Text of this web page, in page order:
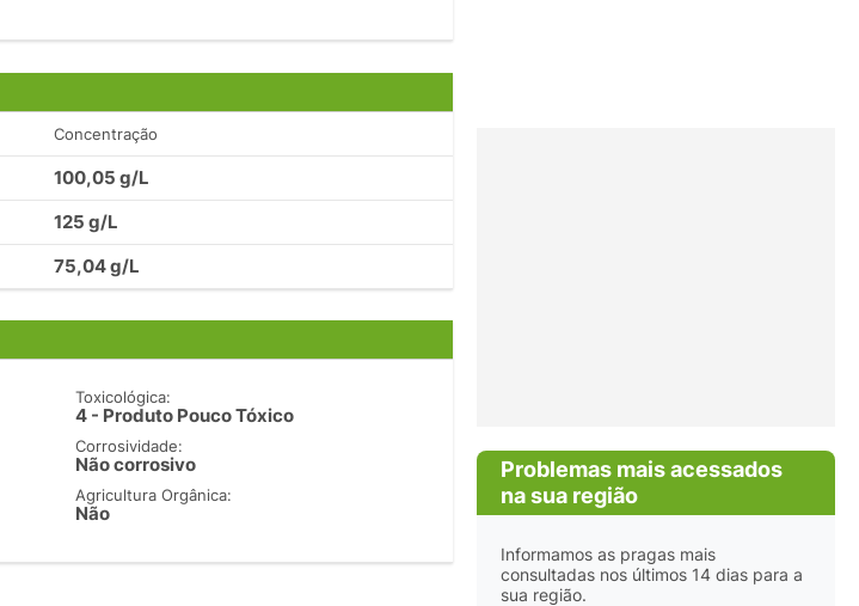
Concentração
100,05 g/L
125 g/L
75,04 g/L
Toxicológica:
4 - Produto Pouco Tóxico
Corrosividade:
Não corrosivo
Agricultura Orgânica:
Não
Problemas mais acessados
na sua região
Informamos as pragas mais
consultadas nos últimos 14 dias para a
sua região.